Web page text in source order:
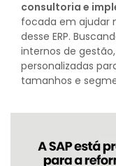
consultoria e
focada em ajudar
desse ERP.
internos de
personalizadas
tamanhos e